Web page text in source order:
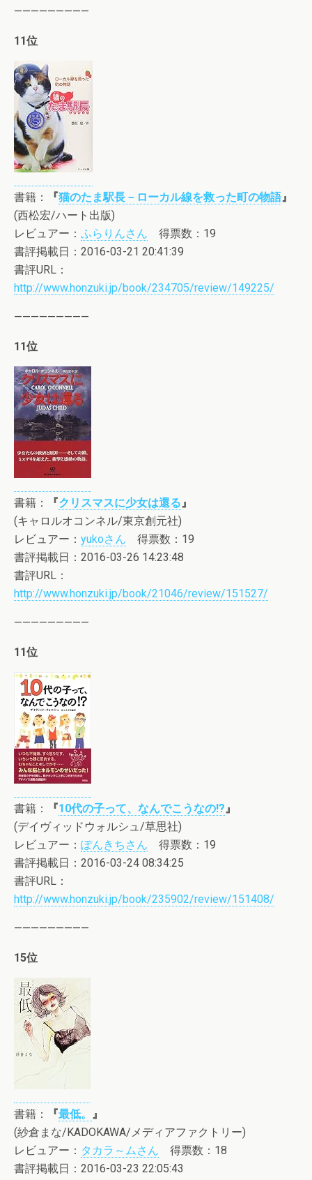
—————————
11位
書籍： 『猫のたま駅長－ローカル線を救った町の物語』
(西松宏/ハート出版)
レビュアー： ふらりんさん 得票数：19
書評掲載日：2016-03-21 20:41:39
書評URL：
http://www.honzuki.jp/book/234705/review/149225/
—————————
11位
書籍： 『クリスマスに少女は還る』
(キャロルオコンネル/東京創元社)
レビュアー： yukoさん 得票数：19
書評掲載日：2016-03-26 14:23:48
書評URL：
http://www.honzuki.jp/book/21046/review/151527/
—————————
11位
書籍： 『10代の子って、なんでこうなの!?』
(デイヴィッドウォルシュ/草思社)
レビュアー： ぽんきちさん 得票数：19
書評掲載日：2016-03-24 08:34:25
書評URL：
http://www.honzuki.jp/book/235902/review/151408/
—————————
15位
書籍： 『最低。 』
(紗倉まな/KADOKAWA/メディアファクトリー)
レビュアー： タカラ～ムさん 得票数：18
書評掲載日：2016-03-23 22:05:43